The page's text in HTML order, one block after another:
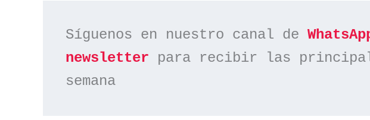
Síguenos en nuestro canal de
newsletter para recibir las
semana